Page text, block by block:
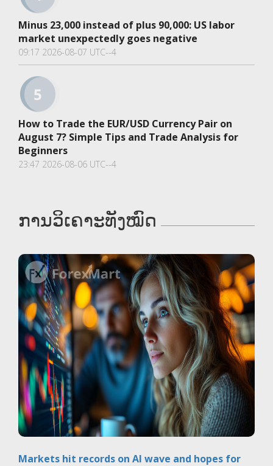
Minus 23,000 instead of plus 90,000: US labor
market unexpectedly goes negative
09:17 2026-08-07 UTC--4
How to Trade the EUR/USD Currency Pair on
August 7? Simple Tips and Trade Analysis for
Beginners
23:47 2026-08-06 UTC--4
ການວິເຄາະທັງໝົດ
Markets hit records on AI wave and hopes for